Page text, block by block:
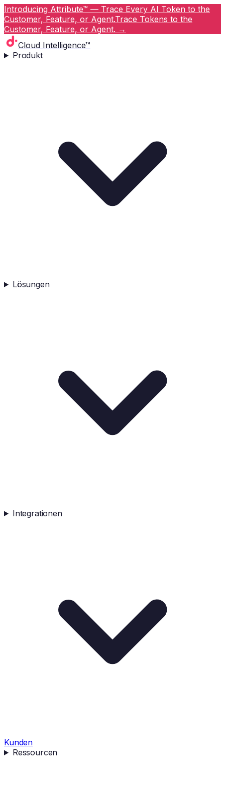
Introducing Attribute™ — Trace Every AI Token to the
Customer, Feature, or Agent.Trace Tokens to the
Customer, Feature, or Agent. →
Cloud Intelligence™
Produkt
Lösungen
Integrationen
Kunden
Ressourcen